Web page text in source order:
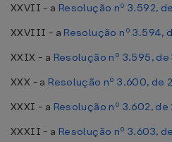
XXVII - a Resolução nº 3.592,
XXVIII - a Resolução nº 3.594,
XXIX - a Resolução nº 3.595,
XXX - a Resolução nº 3.600, de
XXXI - a Resolução nº 3.602,
XXXII - a Resolução nº 3.603,